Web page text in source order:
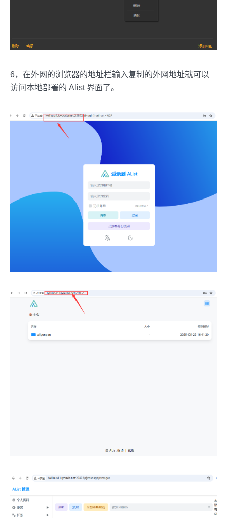
6，在外网的浏览器的地址栏输入复制的外网地址就可以
访问本地部署的 Alist 界面了。